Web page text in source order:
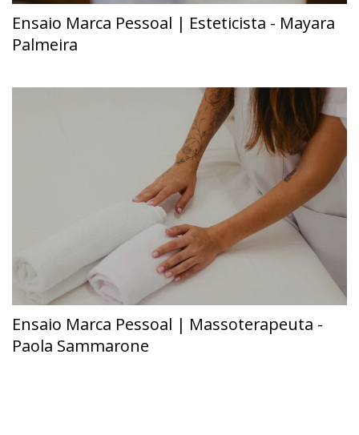
Ensaio Marca Pessoal | Esteticista - Mayara
Palmeira
Ensaio Marca Pessoal | Massoterapeuta -
Paola Sammarone